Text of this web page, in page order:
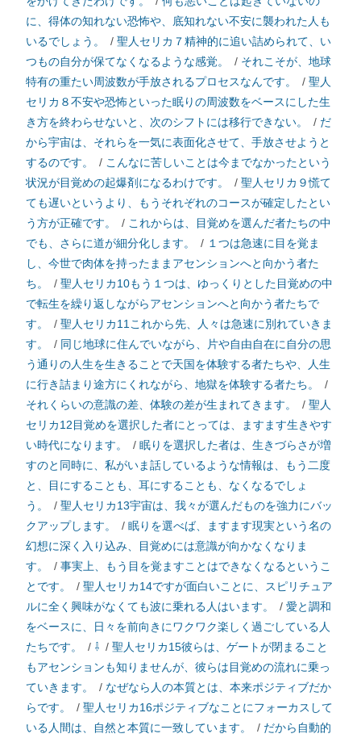
に、得体の知れない恐怖や、底知れない不安に襲われた人も
いるでしょう。
/ 聖人セリカ７精神的に追い詰められて、い
つもの自分が保てなくなるような感覚。
/ それこそが、地球
特有の重たい周波数が手放されるプロセスなんです。
/ 聖人
セリカ８不安や恐怖といった眠りの周波数をベースにした生
き方を終わらせないと、次のシフトには移行できない。
/ だ
から宇宙は、それらを一気に表面化させて、手放させようと
するのです。
/ こんなに苦しいことは今までなかったという
状況が目覚めの起爆剤になるわけです。
/ 聖人セリカ９慌て
ても遅いというより、もうそれぞれのコースが確定したとい
う方が正確です。
/ これからは、目覚めを選んだ者たちの中
でも、さらに道が細分化します。
/ １つは急速に目を覚ま
し、今世で肉体を持ったままアセンションへと向かう者た
ち。
/ 聖人セリカ10もう１つは、ゆっくりとした目覚めの中
で転生を繰り返しながらアセンションへと向かう者たちで
す。
/ 聖人セリカ11これから先、人々は急速に別れていきま
す。
/ 同じ地球に住んでいながら、片や自由自在に自分の思
う通りの人生を生きることで天国を体験する者たちや、人生
に行き詰まり途方にくれながら、地獄を体験する者たち。
/
それくらいの意識の差、体験の差が生まれてきます。
/ 聖人
セリカ12目覚めを選択した者にとっては、ますます生きやす
い時代になります。
/ 眠りを選択した者は、生きづらさが増
すのと同時に、私がいま話しているような情報は、もう二度
と、目にすることも、耳にすることも、なくなるでしょ
う。
/ 聖人セリカ13宇宙は、我々が選んだものを強力にバッ
クアップします。
/ 眠りを選べば、ますます現実という名の
幻想に深く入り込み、目覚めには意識が向かなくなりま
す。
/ 事実上、もう目を覚ますことはできなくなるというこ
とです。
/ 聖人セリカ14ですが面白いことに、スピリチュア
ルに全く興味がなくても波に乗れる人はいます。
/ 愛と調和
をベースに、日々を前向きにワクワク楽しく過ごしている人
たちです。
/ ⇩ / 聖人セリカ15彼らは、ゲートが閉まること
もアセンションも知りませんが、彼らは目覚めの流れに乗っ
ていきます。
/ なぜなら人の本質とは、本来ポジティブだか
らです。
/ 聖人セリカ16ポジティブなことにフォーカスして
いる人間は、自然と本質に一致しています。
/ だから自動的